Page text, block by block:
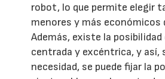
robot, lo que permite elegir
menores y más económicos
Además, existe la
centrada y excéntrica, y así,
necesidad, se puede fijar la